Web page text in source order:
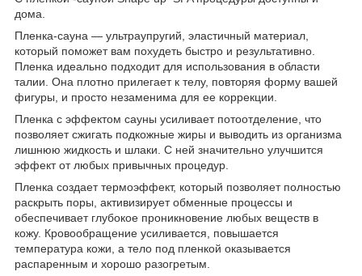
дома.
Пленка-сауна — ультраупругий, эластичный материал,
который поможет вам похудеть быстро и результативно.
Пленка идеально подходит для использования в области
талии. Она плотно прилегает к телу, повторяя форму вашей
фигуры, и просто незаменима для ее коррекции.
Пленка с эффектом сауны усиливает потоотделение, что
позволяет сжигать подкожные жиры и выводить из организма
лишнюю жидкость и шлаки. С ней значительно улучшится
эффект от любых привычных процедур.
Пленка создает термоэффект, который позволяет полностью
раскрыть поры, активизирует обменные процессы и
обеспечивает глубокое проникновение любых веществ в
кожу. Кровообращение усиливается, повышается
температура кожи, а тело под пленкой оказывается
распаренным и хорошо разогретым.